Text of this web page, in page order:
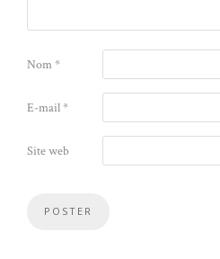
Nom*
E-mail*
Site web